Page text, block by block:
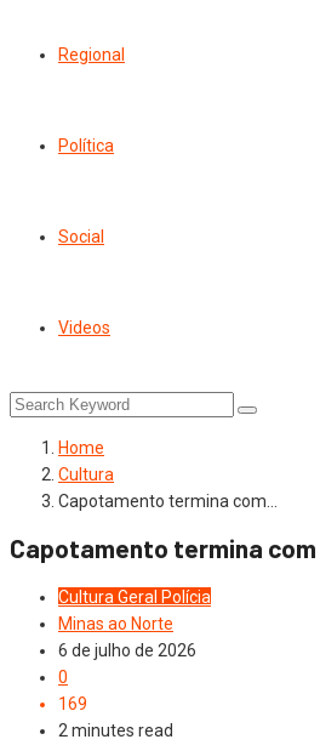
Regional
Política
Social
Videos
Home
Cultura
Capotamento termina com…
Capotamento termina
Cultura Geral Polícia
Minas ao Norte
6 de julho de 2026
0
169
2 minutes read